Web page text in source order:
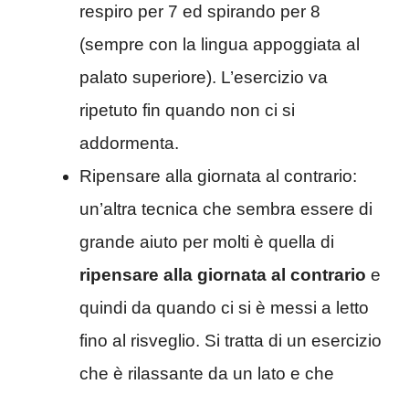
respiro per 7 ed spirando per 8
(sempre con la lingua appoggiata al
palato superiore). L’esercizio va
ripetuto fin quando non ci si
addormenta.
Ripensare alla giornata al contrario:
un’altra tecnica che sembra essere di
grande aiuto per molti è quella di
ripensare alla giornata al contrario e
quindi da quando ci si è messi a letto
fino al risveglio. Si tratta di un esercizio
che è rilassante da un lato e che